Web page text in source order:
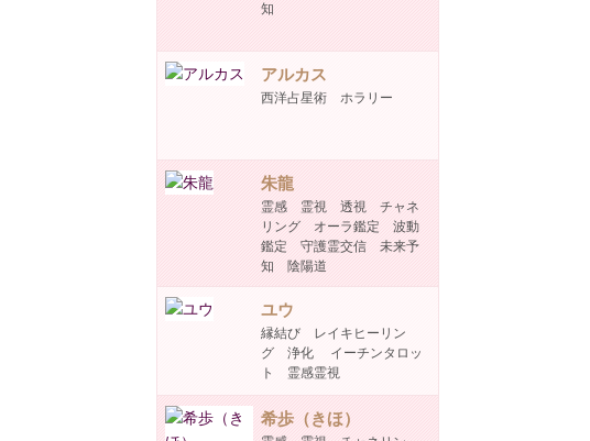
知
アルカス
西洋占星術 ホラリー
朱龍
霊感 霊視 透視 チャネ
リング オーラ鑑定 波動
鑑定 守護霊交信 未来予
知 陰陽道
ユウ
縁結び レイキヒーリン
グ 浄化 イーチンタロッ
ト 霊感霊視
希歩（きほ）